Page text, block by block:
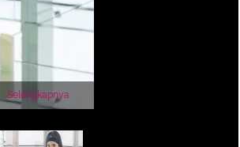
Selengkapnya